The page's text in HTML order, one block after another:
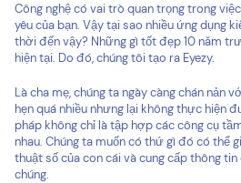
Công nghệ có vai trò quan trọng trong
yêu của bạn. Vậy tại sao nhiều ứng dụng
thời đến vậy? Những gì tốt đẹp 10 năm
hiện tại. Do đó, chúng tôi tạo ra Eyezy.
Là cha mẹ, chúng ta ngày càng chán nản
hẹn quá nhiều nhưng lại không thực hiện
pháp không chỉ là tập hợp các công cụ
nhau. Chúng ta muốn có thứ gì đó có thể
thuật số của con cái và cung cấp thông
chúng.